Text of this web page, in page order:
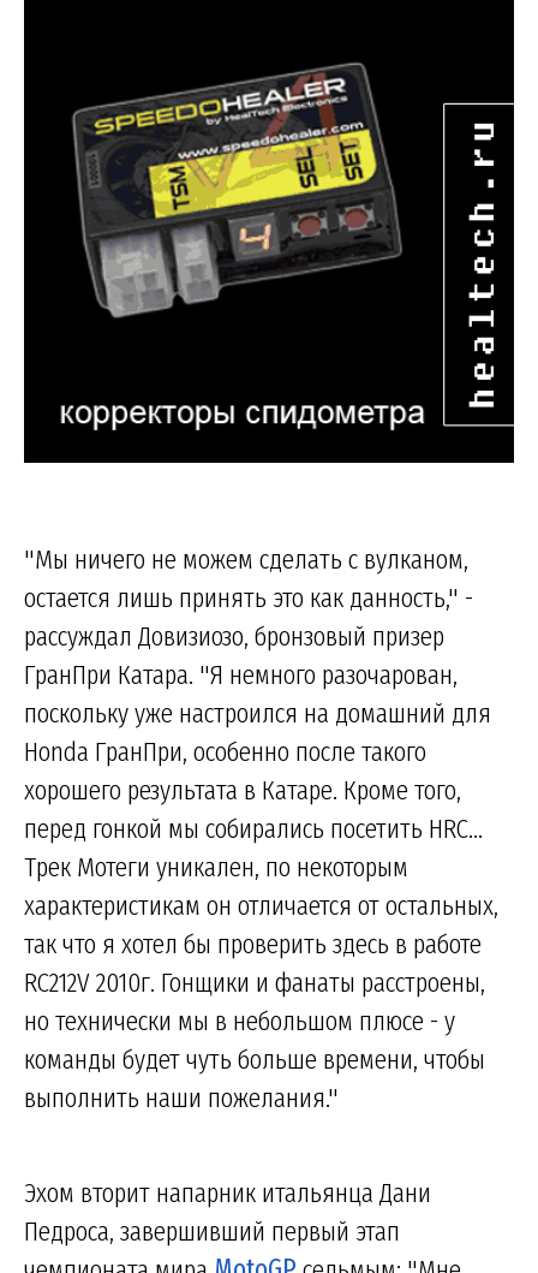
"Мы ничего не можем сделать с вулканом,
остается лишь принять это как данность," -
рассуждал Довизиозо, бронзовый призер
ГранПри Катара. "Я немного разочарован,
поскольку уже настроился на домашний для
Honda ГранПри, особенно после такого
хорошего результата в Катаре. Кроме того,
перед гонкой мы собирались посетить HRC...
Трек Мотеги уникален, по некоторым
характеристикам он отличается от остальных,
так что я хотел бы проверить здесь в работе
RC212V 2010г. Гонщики и фанаты расстроены,
но технически мы в небольшом плюсе - у
команды будет чуть больше времени, чтобы
выполнить наши пожелания."
Эхом вторит напарник итальянца Дани
Педроса, завершивший первый этап